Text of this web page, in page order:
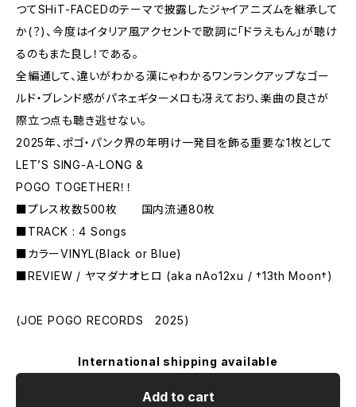
つてSHiT-FACEDのテーマで披露したジャイアニズムを継承して
か(？)、今度はイタリア風アクセントで歌詞に「ドラえもん」が聴け
るのもまた良し！である。
全編通して、違いがわかる漢にゃわかるワンランクアップなゴー
ルド・ブレンド感がパネェギターメロも冴えており、楽曲の良さが
際立つ点も聴き逃せない。
2025年、ポゴ・パンク界の年明け一発目を飾る重要な1枚として
LET’S SING-A-LONG &
POGO TOGETHER！！
■プレス枚数500枚 国内流通80枚
■TRACK : 4 Songs
■カラーVINYL(Black or Blue)
■REVIEW / ヤマダナオヒロ (aka nAo12xu / †13th Moon†)
(JOE POGO RECORDS 2025)
International shipping available
Add to cart